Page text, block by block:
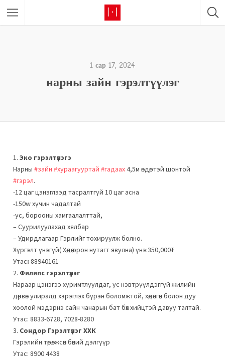
1 сар 17, 2024
нарны зайн гэрэлтүүлэг
1. Эко гэрэлтүүүлэгэ
Нарны #зайн #хураагууртай #гадаах4,5м өндөртэй шонтой
#гэрэл.
-12 цаг цэнэглээд тасралтгүй 10 цаг асна
-150w хүчин чадалтай
-ус, борооны хамгаалалттай,
– Суурилуулахад хялбар
– Удирдлагаap Гэрлийг тохируулж болно.
Хүргэлт үнэгүй( Хөдөө орон нутагт явулна) үнэ:350,000₮
Утас: 88940161
2. Филипс гэрэлтүүлэг
Нараар цэнэгээ хуримтлуулдаг, ус нэвтрүүлдэггүй жилийн
дөрвөн улиралд хэрэглэх бүрэн боломжтой, хөдөлгөөн болон дуу
хоолой мэдэрнэ сайн чанарын бат бөх хийцтэй давуу талтай.
Утас: 8833-6728, 7028-8280
3. Сондор Гэрэлтүүлэг ХХК
Гэрэлийн төрөлжсөн бөөний дэлгүүр
Утас: 8900 4438